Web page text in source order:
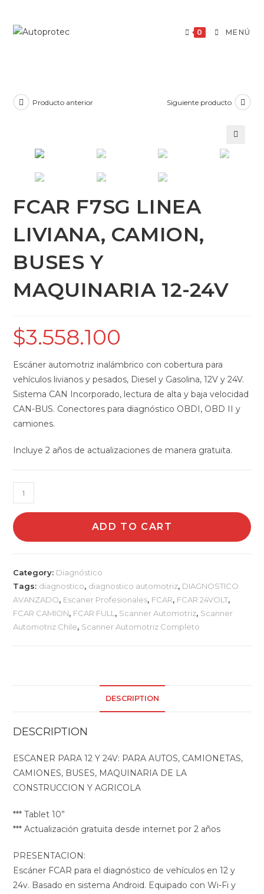
contenido
0 MENÚ
Producto anterior Siguiente producto
FCAR F7SG LINEA
LIVIANA, CAMION,
BUSES Y
MAQUINARIA 12-24V
$3.558.100
Escáner automotriz inalámbrico con cobertura para
vehículos livianos y pesados, Diesel y Gasolina, 12V y 24V.
Sistema CAN Incorporado, lectura de alta y baja velocidad
CAN-BUS. Conectores para diagnóstico OBDI, OBD II y
camiones.
Incluye 2 años de actualizaciones de manera gratuita.
FCAR
F7SG
LINEA
LIVIANA,
Y
MAQUINARIA
ADD TO CART
Category: Diagnóstico
Tags: diagnostico, diagnostico automotriz, DIAGNOSTICO
AVANZADO, Escaner Profesionales, FCAR, FCAR 24VOLT,
FCAR CAMION, FCAR FULL , Scanner Automotriz, Scanner
Automotriz Chile, Scanner Automotriz Completo
DESCRIPTION
DESCRIPTION
ESCANER PARA 12 Y 24V: PARA AUTOS, CAMIONETAS,
CAMIONES, BUSES, MAQUINARIA DE LA
CONSTRUCCION Y AGRICOLA
*** Tablet 10”
*** Actualización gratuita desde internet por 2 años
PRESENTACION:
Escáner FCAR para el diagnóstico de vehículos en 12 y
24v. Basado en sistema Android. Equipado con Wi-Fi y